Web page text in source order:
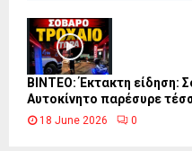
ΒΙΝΤΕΟ: Έκτακτη είδηση:
Αυτοκίνητο παρέσυρε
18 June 2026 0